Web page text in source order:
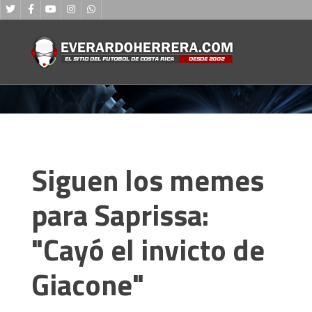
Siguen los memes
para Saprissa:
"Cayó el invicto de
Giacone"